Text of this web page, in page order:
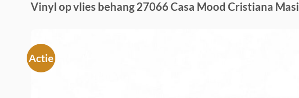
Vinyl op vlies behang 27066 Casa Mood Cristiana Masi
Actie